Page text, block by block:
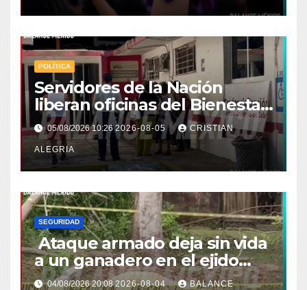
POLÍTICA
Servidores de la Nación
liberan oficinas del Bienestar
en Tapachula; Cielo
Nucamendi asume
delegación regional
05/08/2026 10:262026-08-05 CRISTIAN
ALEGRIA
SEGURIDAD
Ataque armado deja sin vida
a un ganadero en el ejido
Efraín Gutiérrez de Mazatán
04/08/2026 20:082026-08-04 BALANCE